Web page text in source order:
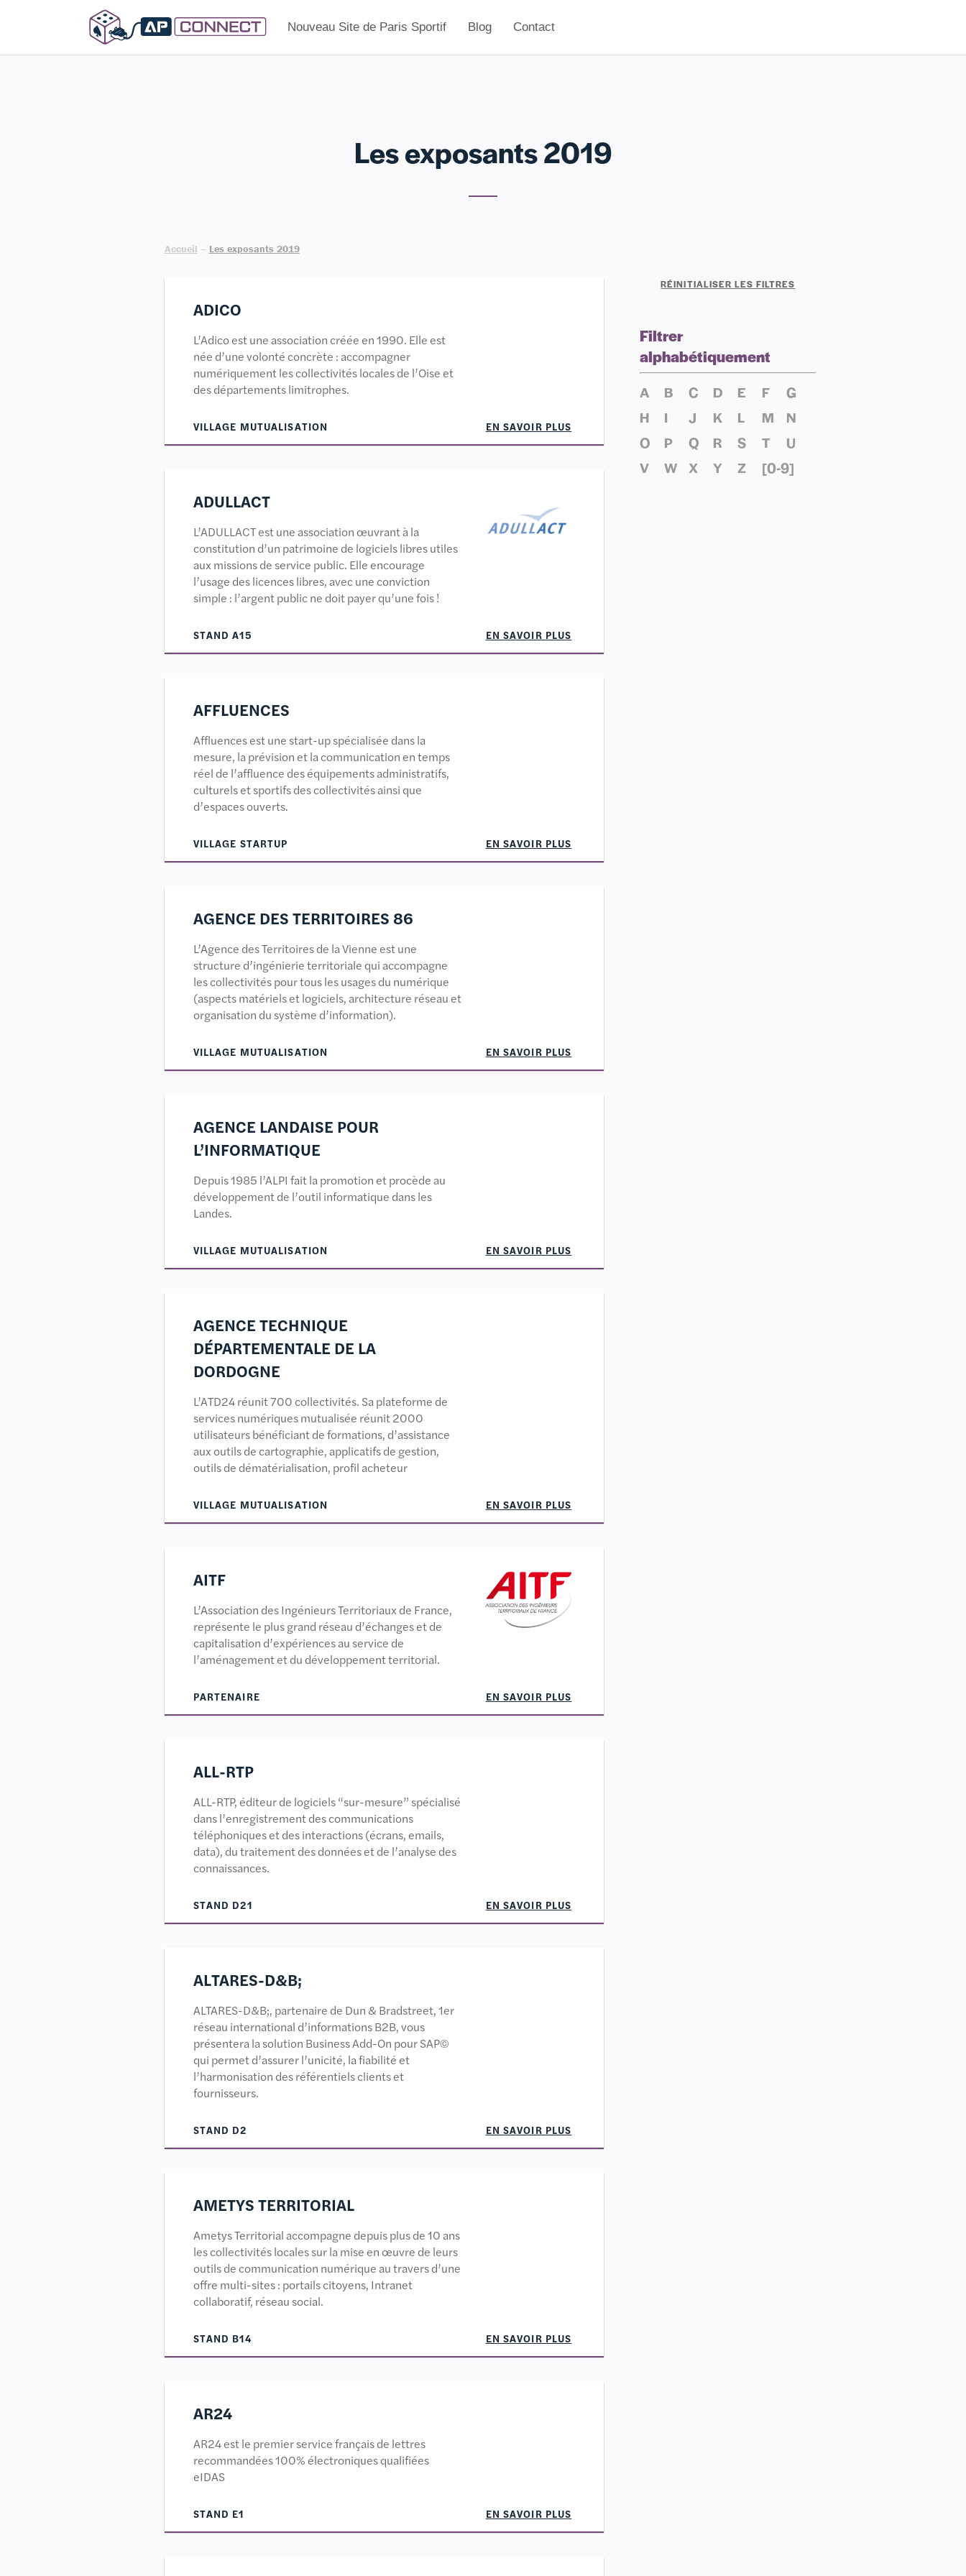
Nouveau Site de Paris Sportif Blog Contact
Les exposants 2019
Accueil – Les exposants 2019
ADICO
L’Adico est une association créée en 1990. Elle est
née d’une volonté concrète : accompagner
numériquement les collectivités locales de l’Oise et
des départements limitrophes.
VILLAGE MUTUALISATION EN SAVOIR PLUS
ADULLACT
L’ADULLACT est une association œuvrant à la
constitution d’un patrimoine de logiciels libres utiles
aux missions de service public. Elle encourage
l’usage des licences libres, avec une conviction
simple : l’argent public ne doit payer qu’une fois !
STAND A15 EN SAVOIR PLUS
AFFLUENCES
Affluences est une start-up spécialisée dans la
mesure, la prévision et la communication en temps
réel de l’affluence des équipements administratifs,
culturels et sportifs des collectivités ainsi que
d’espaces ouverts.
VILLAGE STARTUP EN SAVOIR PLUS
AGENCE DES TERRITOIRES 86
L’Agence des Territoires de la Vienne est une
structure d’ingénierie territoriale qui accompagne
les collectivités pour tous les usages du numérique
(aspects matériels et logiciels, architecture réseau et
organisation du système d’information).
VILLAGE MUTUALISATION EN SAVOIR PLUS
AGENCE LANDAISE POUR
L’INFORMATIQUE
Depuis 1985 l’ALPI fait la promotion et procède au
développement de l’outil informatique dans les
Landes.
VILLAGE MUTUALISATION EN SAVOIR PLUS
AGENCE TECHNIQUE
DÉPARTEMENTALE DE LA
DORDOGNE
L’ATD24 réunit 700 collectivités. Sa plateforme de
services numériques mutualisée réunit 2000
utilisateurs bénéficiant de formations, d’assistance
aux outils de cartographie, applicatifs de gestion,
outils de dématérialisation, profil acheteur
VILLAGE MUTUALISATION EN SAVOIR PLUS
AITF
L’Association des Ingénieurs Territoriaux de France,
représente le plus grand réseau d’échanges et de
capitalisation d’expériences au service de
l’aménagement et du développement territorial.
PARTENAIRE EN SAVOIR PLUS
ALL-RTP
ALL-RTP, éditeur de logiciels “sur-mesure” spécialisé
dans l’enregistrement des communications
téléphoniques et des interactions (écrans, emails,
data), du traitement des données et de l’analyse des
connaissances.
STAND D21 EN SAVOIR PLUS
ALTARES-D&B;
ALTARES-D&B;, partenaire de Dun & Bradstreet, 1er
réseau international d’informations B2B, vous
présentera la solution Business Add-On pour SAP©
qui permet d’assurer l’unicité, la fiabilité et
l’harmonisation des référentiels clients et
fournisseurs.
STAND D2 EN SAVOIR PLUS
AMETYS TERRITORIAL
Ametys Territorial accompagne depuis plus de 10 ans
les collectivités locales sur la mise en œuvre de leurs
outils de communication numérique au travers d’une
offre multi-sites : portails citoyens, Intranet
collaboratif, réseau social.
STAND B14 EN SAVOIR PLUS
AR24
AR24 est le premier service français de lettres
recommandées 100% électroniques qualifiées
eIDAS
STAND E1 EN SAVOIR PLUS
RÉINITIALISER LES FILTRES
Filtrer
alphabétiquement
A B C D E F
G
H
I J K L M
N
O
P Q R S T
U
V
W X Y Z [0-9]